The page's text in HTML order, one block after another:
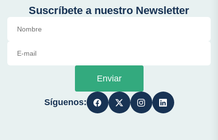
Suscríbete a nuestro Newsletter
Enviar
Síguenos: